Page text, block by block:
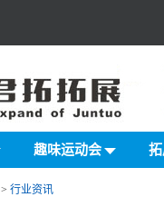
趣味运动会
> 行业资讯